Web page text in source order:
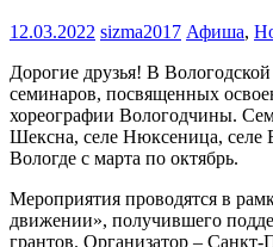
12.03.2022 sizma2017 Афиша,
Дорогие друзья! В
семинаров, посвященных
хореографии Вологодчины.
Шексна, селе Нюксеница, селе
Вологде с марта по октябрь.
Мероприятия проводятся в
движении», получившего
грантов. Организатор – Санкт-